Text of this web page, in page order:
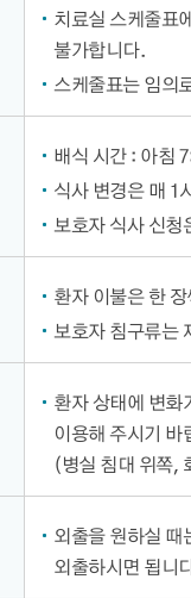
치료실 스케줄표
불가합니다.
스케줄표는 임의
배식 시간 : 아침
식사 변경은 매 1
보호자 식사 신
환자 이불은 한
보호자 침구류는
환자 상태에 변화
이용해 주시기 바
(병실 침대 위쪽,
외출을 원하실 때
외출하시면 됩니